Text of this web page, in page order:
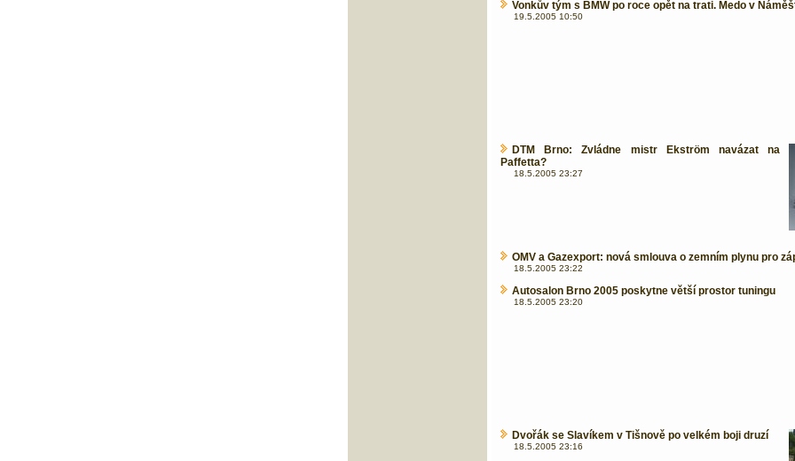
Vonkův tým s BMW po roce opět na trati. Medo v
19.5.2005 10:50
DTM Brno: Zvládne mistr Ekström navázat na
Paffetta?
18.5.2005 23:27
OMV a Gazexport: nová smlouva o zemním plynu pro
18.5.2005 23:22
Autosalon Brno 2005 poskytne větší prostor tuningu
18.5.2005 23:20
Dvořák se Slavíkem v Tišnově po velkém boji druzí
18.5.2005 23:16